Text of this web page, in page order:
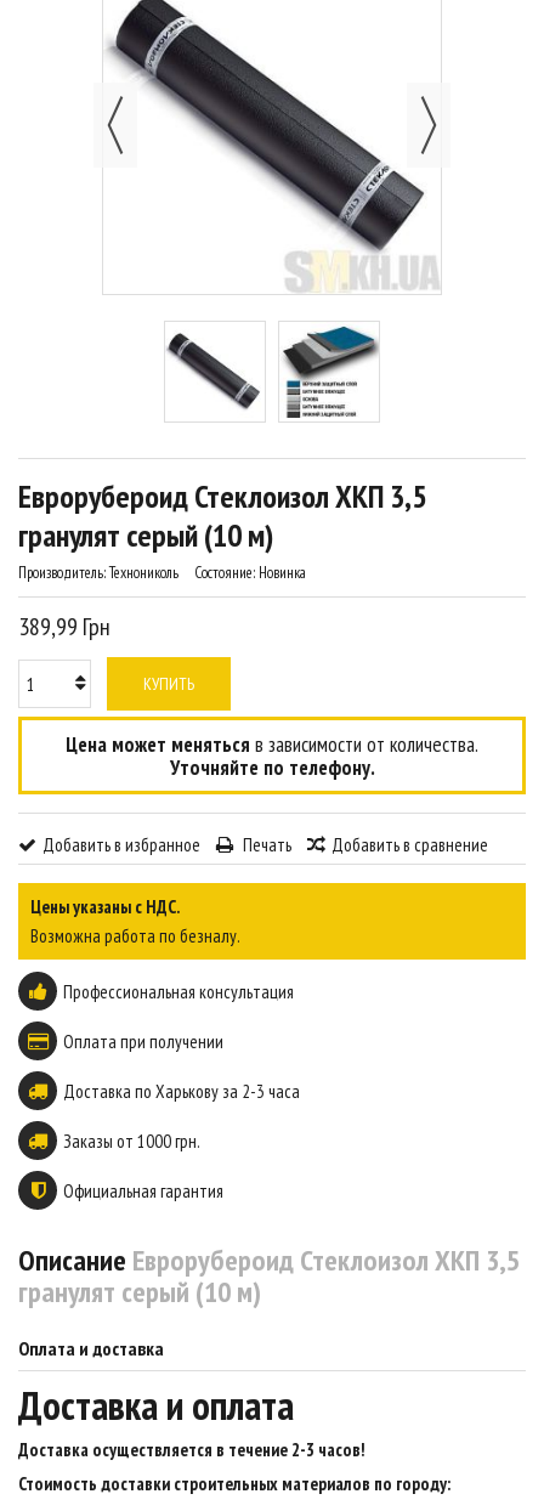
Еврорубероид Стеклоизол ХКП 3,5
гранулят серый (10 м)
Производитель:Технониколь Состояние: Новинка
389,99 Грн
КУПИТЬ
Цена может меняться в зависимости от количества.
Уточняйте по телефону.
Добавить в избранное Печать Добавить в сравнение
Цены указаны с НДС.
Возможна работа по безналу.
Профессиональная консультация
Оплата при получении
Доставка по Харькову за 2-3 часа
Заказы от 1000 грн.
Официальная гарантия
Описание Еврорубероид Стеклоизол ХКП 3,5
гранулят серый (10 м)
Оплата и доставка
Доставка и оплата
Доставка осуществляется в течение 2-3 часов!
Стоимость доставки строительных материалов по городу: